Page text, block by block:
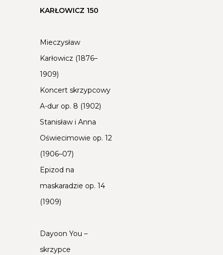
KARŁOWICZ 150
Mieczysław
Karłowicz (1876–
1909)
Koncert skrzypcowy
A-dur op. 8 (1902)
Stanisław i Anna
Oświecimowie op. 12
(1906–07)
Epizod na
maskaradzie op. 14
(1909)
Dayoon You –
skrzypce